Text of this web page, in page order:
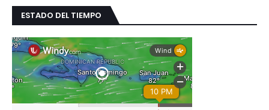
ESTADO DEL TIEMPO